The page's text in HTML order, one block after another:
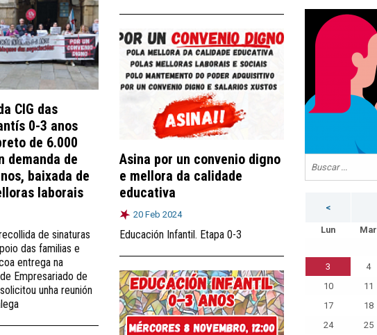
CIG das
0-3 anos
de 6.000
demanda de
baixada de
laborais
de sinaturas
das familias e
entrega na
Empresariado de
unha reunión
Asina por un convenio digno
e mellora da calidade
educativa
20 Feb 2024
Educación Infantil. Etapa 0-3
<
Lun Mar
3
4
10
11
17
18
24
25